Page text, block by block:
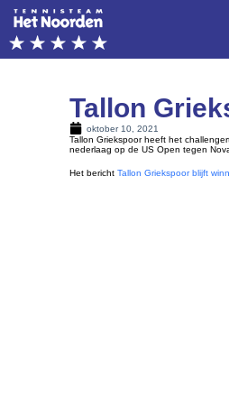
Tallon
oktober 10, 2021
Tallon Griekspoor heeft het
nederlaag op de US Open tegen
Het berichtTallon Griekspoor blijft